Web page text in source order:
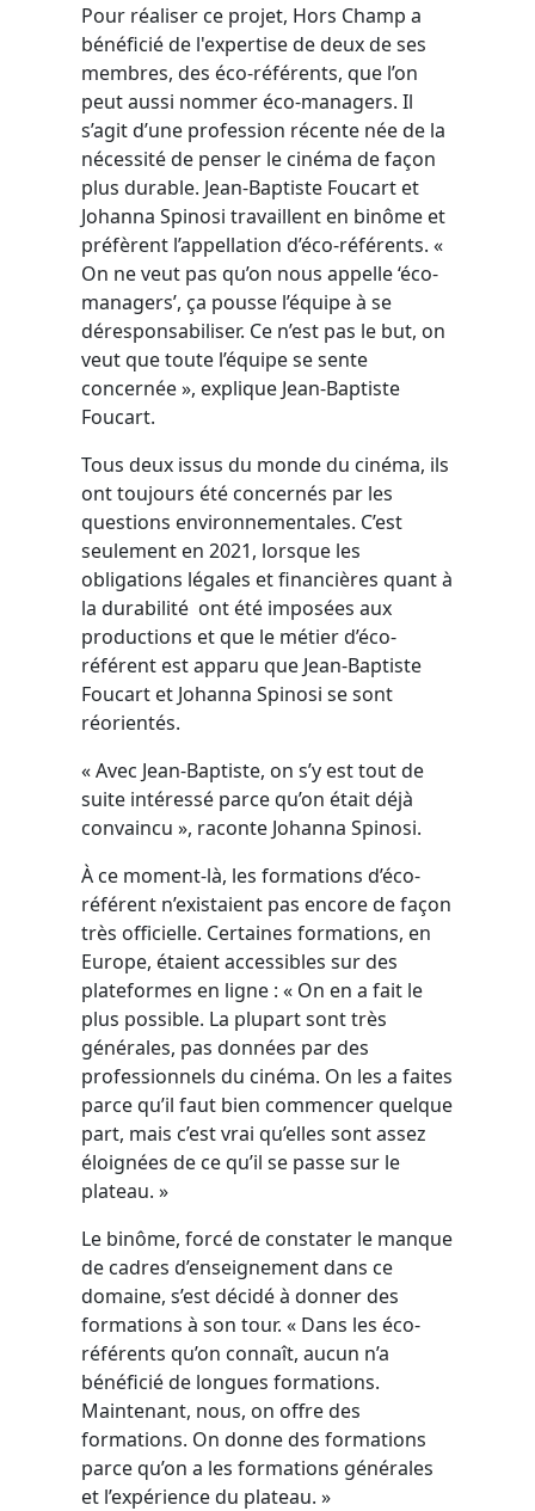
Pour réaliser ce projet, Hors Champ a
bénéficié de l'expertise de deux de ses
membres, des éco-référents, que l’on
peut aussi nommer éco-managers. Il
s’agit d’une profession récente née de la
nécessité de penser le cinéma de façon
plus durable. Jean-Baptiste Foucart et
Johanna Spinosi travaillent en binôme et
préfèrent l’appellation d’éco-référents. «
On ne veut pas qu’on nous appelle ‘éco-
managers’, ça pousse l’équipe à se
déresponsabiliser. Ce n’est pas le but, on
veut que toute l’équipe se sente
concernée », explique Jean-Baptiste
Foucart.
Tous deux issus du monde du cinéma, ils
ont toujours été concernés par les
questions environnementales. C’est
seulement en 2021, lorsque les
obligations légales et financières quant à
la durabilité ont été imposées aux
productions et que le métier d’éco-
référent est apparu que Jean-Baptiste
Foucart et Johanna Spinosi se sont
réorientés.
« Avec Jean-Baptiste, on s’y est tout de
suite intéressé parce qu’on était déjà
convaincu », raconte Johanna Spinosi.
À ce moment-là, les formations d’éco-
référent n’existaient pas encore de façon
très officielle. Certaines formations, en
Europe, étaient accessibles sur des
plateformes en ligne : « On en a fait le
plus possible. La plupart sont très
générales, pas données par des
professionnels du cinéma. On les a faites
parce qu’il faut bien commencer quelque
part, mais c’est vrai qu’elles sont assez
éloignées de ce qu’il se passe sur le
plateau. »
Le binôme, forcé de constater le manque
de cadres d’enseignement dans ce
domaine, s’est décidé à donner des
formations à son tour. « Dans les éco-
référents qu’on connaît, aucun n’a
bénéficié de longues formations.
Maintenant, nous, on offre des
formations. On donne des formations
parce qu’on a les formations générales
et l’expérience du plateau. »